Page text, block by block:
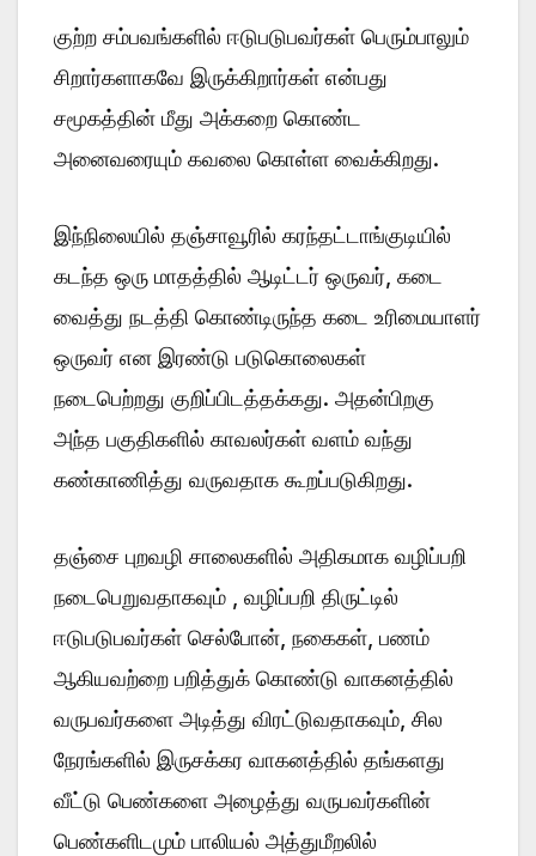
குற்ற சம்பவங்களில் ஈடுபடுபவர்கள் பெரும்பாலும்
சிறார்களாகவே இருக்கிறார்கள் என்பது
சமூகத்தின் மீது அக்கறை கொண்ட
அனைவரையும் கவலை கொள்ள வைக்கிறது.
இந்நிலையில் தஞ்சாவூரில் கரந்தட்டாங்குடியில்
கடந்த ஒரு மாதத்தில் ஆடிட்டர் ஒருவர், கடை
வைத்து நடத்தி கொண்டிருந்த கடை உரிமையாளர்
ஒருவர் என இரண்டு படுகொலைகள்
நடைபெற்றது குறிப்பிடத்தக்கது. அதன்பிறகு
அந்த பகுதிகளில் காவலர்கள் வளம் வந்து
கண்காணித்து வருவதாக கூறப்படுகிறது.
தஞ்சை புறவழி சாலைகளில் அதிகமாக வழிப்பறி
நடைபெறுவதாகவும் , வழிப்பறி திருட்டில்
ஈடுபடுபவர்கள் செல்போன், நகைகள், பணம்
ஆகியவற்றை பறித்துக் கொண்டு வாகனத்தில்
வருபவர்களை அடித்து விரட்டுவதாகவும், சில
நேரங்களில் இருசக்கர வாகனத்தில் தங்களது
வீட்டு பெண்களை அழைத்து வருபவர்களின்
பெண்களிடமும் பாலியல் அத்துமீறலில்